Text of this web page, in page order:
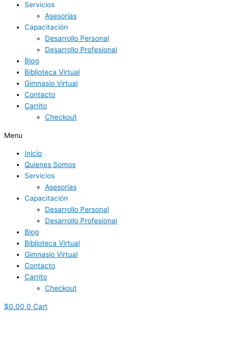
Servicios
Asesorías
Capacitación
Desarrollo Personal
Desarrollo Profesional
Blog
Biblioteca Virtual
Gimnasio Virtual
Contacto
Carrito
Checkout
Menu
Inicio
Quienes Somos
Servicios
Asesorías
Capacitación
Desarrollo Personal
Desarrollo Profesional
Blog
Biblioteca Virtual
Gimnasio Virtual
Contacto
Carrito
Checkout
$0.00 0 Cart